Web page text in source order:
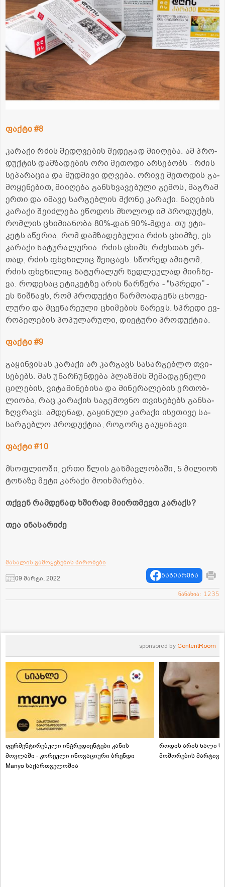
ფაქ­ტი #8
კა­რა­ქი რძის შე­დღვე­ბის შე­დე­გად მი­ი­ღე­ბა. ამ პრო­
დუქ­ტის დამ­ზა­დე­ბის ორი მე­თო­დი არ­სე­ბობს - რძის
სე­პა­რა­ცია და მუდ­მი­ვი დღვე­ბა. ორი­ვე მე­თო­დის გა­
მო­ყე­ნე­ბით, მი­ი­ღე­ბა გან­სხვა­ვე­ბუ­ლი გე­მოს, მაგ­რამ
ერთი და იმა­ვე სარ­გებ­ლის მქო­ნე კა­რა­ქი. ნა­ღე­ბის
კა­რა­ქი შე­იძ­ლე­ბა ეწო­დოს მხო­ლოდ იმ პრო­დუქტს,
რომ­ლის ცხი­მი­ა­ნო­ბა 80%-დან 90%-მდეა. თუ ეტი­
კეტს აწე­რია, რომ დამ­ზა­დე­ბუ­ლია რძის ცხიმ­ზე, ეს
კა­რა­ქი ნა­ტუ­რა­ლუ­რია. რძის ცხიმს, რძეს­თან ერ­
თად, რძის ფხვნი­ლიც შე­ი­ცავს. სწო­რედ ამი­ტომ,
რძის ფხვნი­ლიც ნა­ტუ­რა­ლურ ნედ­ლე­უ­ლად მი­იჩ­ნე­
ვა. რო­დე­საც ეტი­კეტ­ზე არის წარ­წე­რა - "სპრე­დი” -
ეს ნიშ­ნავს, რომ პრო­დუქ­ტი წარ­მო­ად­გენს ცხო­ვე­
ლუ­რი და მცე­ნა­რე­უ­ლი ცხი­მე­ბის ნა­რევს. სპრე­დი ევ­
რო­პე­ლე­ბის პო­პუ­ლა­რუ­ლი, დი­ე­ტუ­რი პრო­დუქ­ტია.
ფაქ­ტი #9
გა­ყინ­ვი­სას კა­რა­ქი არ კარ­გავს სა­სარ­გებ­ლო თვი­
სე­ბებს. მას უნარ­ჩუნ­დე­ბა პლაზ­მის შე­მად­გე­ნე­ლი
ცი­ლე­ბის, ვი­ტა­მი­ნე­ბი­სა და მი­ნე­რა­ლე­ბის ერ­თობ­
ლი­ო­ბა, რაც კა­რა­ქის სა­გე­მოვ­ნო თვი­სე­ბებს გან­სა­
ზღვრავს. ამ­დე­ნად, გა­ყი­ნუ­ლი კა­რა­ქი ისე­თი­ვე სა­
სარ­გებ­ლო პრო­დუქ­ტია, რო­გორც გა­უ­ყი­ნა­ვი.
ფაქ­ტი #10
მსოფ­ლი­ო­ში, ერთი წლის გან­მავ­ლო­ბა­ში, 5 მი­ლი­ონ
ტო­ნა­ზე მეტი კა­რა­ქი მო­იხ­მა­რე­ბა.
თქვენ რამ­დე­ნად ხში­რად მი­ირ­თმევთ კარაქს?
თეა ინასარიძე
მასალის გამოყენების პირობები
09 მარტი, 2022
გაზიარება
ნანახია: 1235
sponsored by ContentRoom
ფერმენტირებული ინგრედიენტები კანის
მოვლაში - კორეული ინოვაციური ბრენდი
Manyo საქართველოშია
როდის არის ხალი
მოშორების